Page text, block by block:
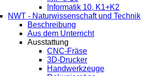
Informatik 10, K1+K2
NWT - Naturwissenschaft und Technik
Beschreibung
Aus dem Unterricht
Ausstattung
CNC-Fräse
3D-Drucker
Handwerkzeuge